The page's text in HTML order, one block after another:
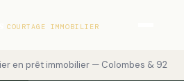
COURTAGE IMMOBILIER
en prêt immobilier — Colombes & 92